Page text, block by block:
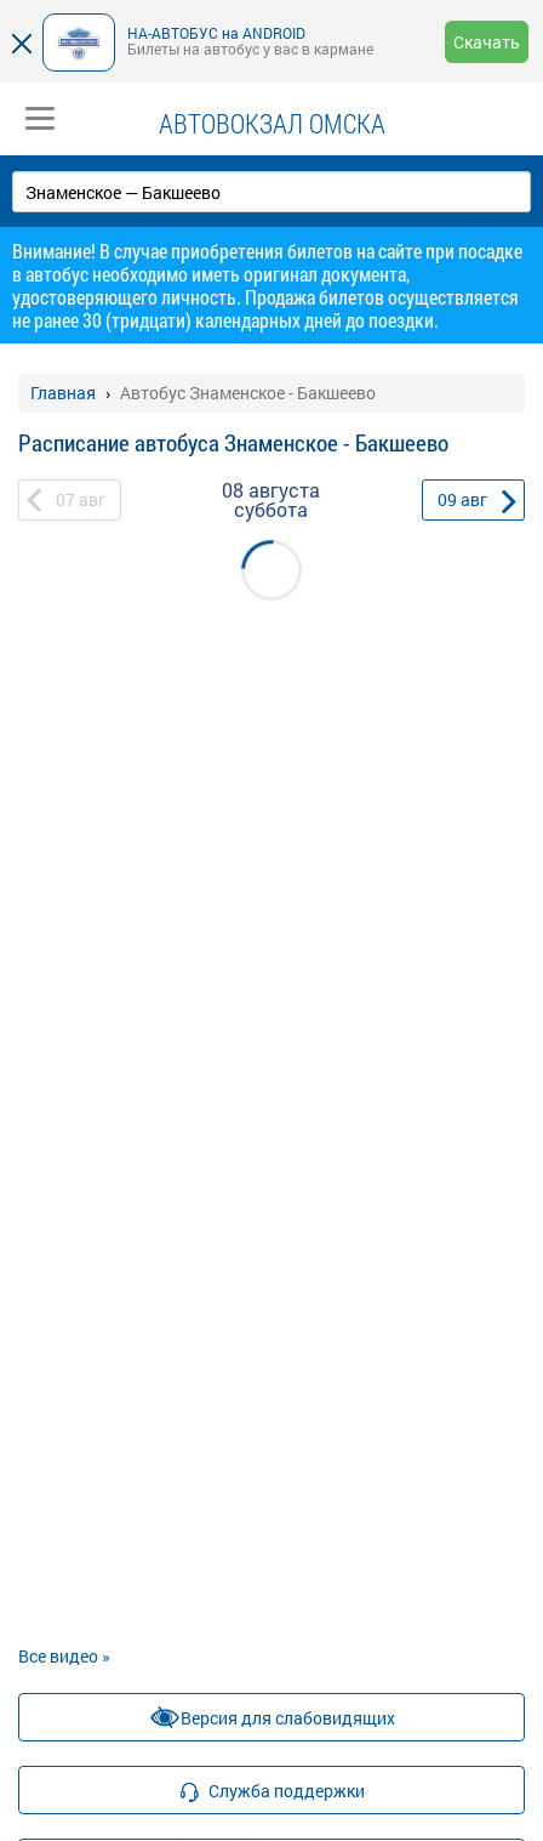
НА-АВТОБУС на ANDROID
Билеты на автобус у вас в кармане
Скачать
АВТОВОКЗАЛ ОМСКА
Внимание! В случае приобретения билетов на сайте при посадке
в автобус необходимо иметь оригинал документа,
удостоверяющего личность. Продажа билетов осуществляется
не ранее 30 (тридцати) календарных дней до поездки.
Главная Автобус Знаменское - Бакшеево
Расписание автобуса Знаменское - Бакшеево
07 авг 08 августа
суббота 09 авг
Все видео »
Версия для слабовидящих
Служба поддержки